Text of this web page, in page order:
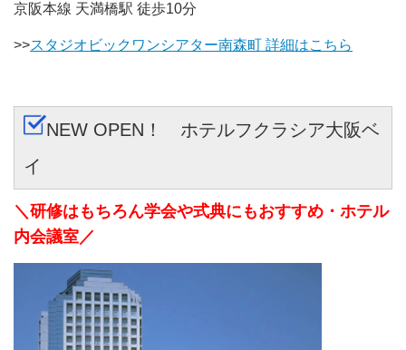
京阪本線 天満橋駅 徒歩10分
>>スタジオビックワンシアター南森町 詳細はこちら
NEW OPEN！ ホテルフクラシア大阪ベ
イ
＼研修はもちろん学会や式典にもおすすめ・ホテル
内会議室／